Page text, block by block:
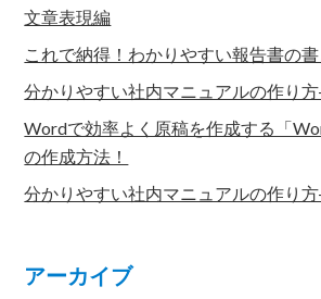
文章表現編
これで納得！わかりやすい報告書の
分かりやすい社内マニュアルの作り
Wordで効率よく原稿を作成する「
の作成方法！
分かりやすい社内マニュアルの作り
アーカイブ